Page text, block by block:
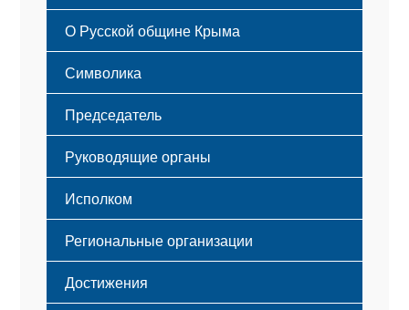
Русский Крым
О Русской общине Крыма
Этапы становления
Принципы деятельности
Структура
Мероприятия
Символика
Флаг
Герб
Гимн
Председатель
Руководящие органы
Исполком
Региональные организации
Достижения